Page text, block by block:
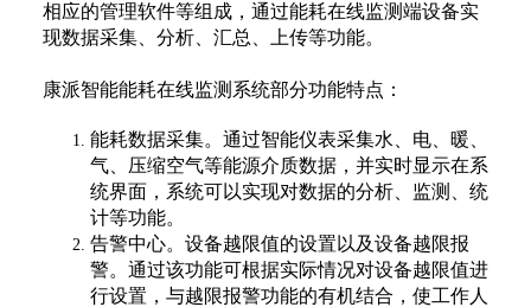
相应的管理软件等组成，通过能耗在线监测端设备实
现数据采集、分析、汇总、上传等功能。
康派智能能耗在线监测系统部分功能特点：
能耗数据采集。通过智能仪表采集水、电、暖、
气、压缩空气等能源介质数据，并实时显示在系
统界面，系统可以实现对数据的分析、监测、统
计等功能。
告警中心。设备越限值的设置以及设备越限报
警。通过该功能可根据实际情况对设备越限值进
行设置，与越限报警功能的有机结合，使工作人